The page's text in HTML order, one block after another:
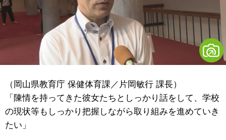
（岡山県教育庁 保健体育課／片岡敏行 課長）
「陳情を持ってきた彼女たちとしっかり話をして、学校
の現状等もしっかり把握しながら取り組みを進めていき
たい」